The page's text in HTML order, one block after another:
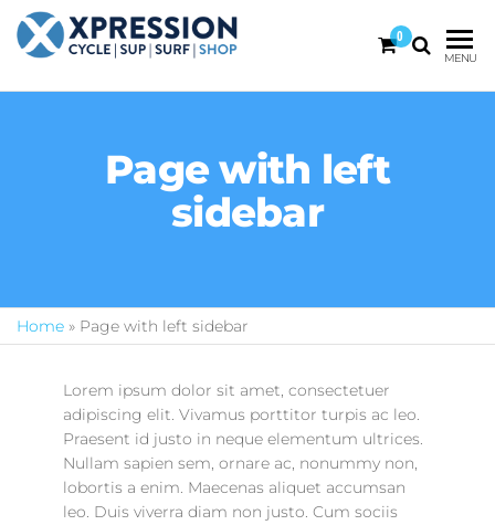
XPRESSION
ON THE
DURBAN
SURF |
0
MENU
Page with left
sidebar
Home » Page with left sidebar
Lorem ipsum dolor sit amet, consectetuer
adipiscing elit. Vivamus porttitor turpis ac leo.
Praesent id justo in neque elementum ultrices.
Nullam sapien sem, ornare ac, nonummy non,
lobortis a enim. Maecenas aliquet accumsan
leo. Duis viverra diam non justo. Cum sociis